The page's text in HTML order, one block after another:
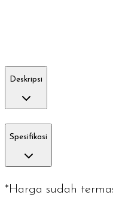
Deskripsi
Spesifikasi
*Harga sudah